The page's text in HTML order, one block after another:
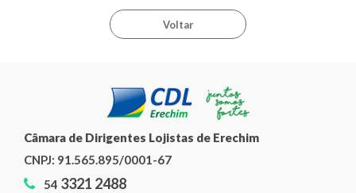
Voltar
Câmara de Dirigentes Lojistas de Erechim
CNPJ: 91.565.895/0001-67
54 3321 2488